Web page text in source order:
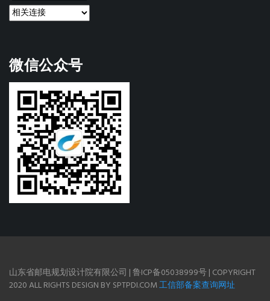
微信公众号
山东省邮电规划设计院有限公司 | 鲁ICP备05038999号 | COPYRIGHT
2020 ALL RIGHTS DESIGN BY SPTPDI.COM工信部备案查询网址